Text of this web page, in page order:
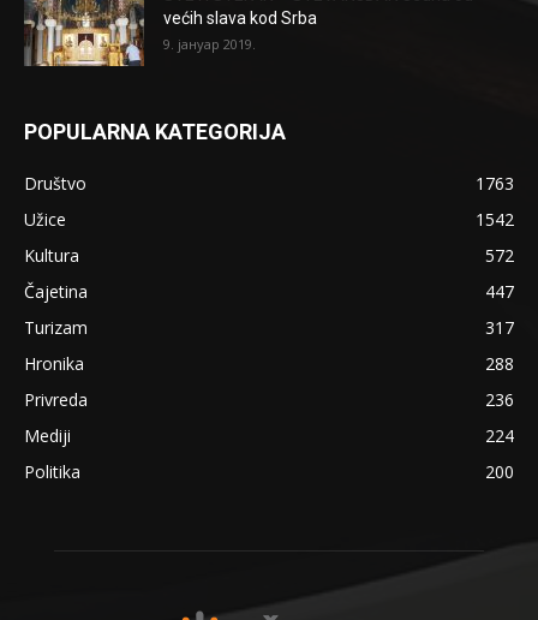
većih slava kod Srba
9. јануар 2019.
POPULARNA KATEGORIJA
Društvo
1763
Užice
1542
Kultura
572
Čajetina
447
Turizam
317
Hronika
288
Privreda
236
Mediji
224
Politika
200